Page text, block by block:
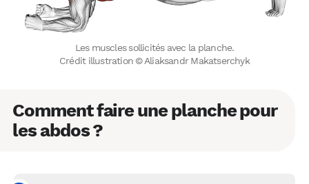
Les muscles sollicités avec la planche.
Crédit illustration © Aliaksandr Makatserchyk
Comment faire une planche pour
les abdos ?